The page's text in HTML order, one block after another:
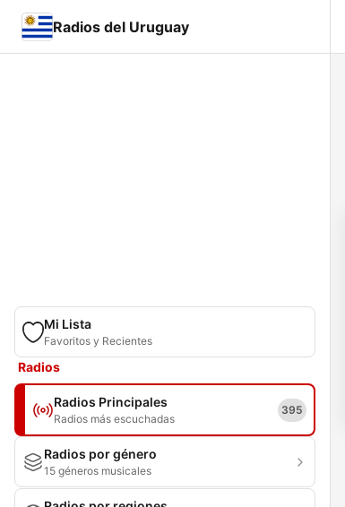
Radios del Uruguay
Mi Lista
Favoritos y Recientes
Radios
Radios Principales
Radios más escuchadas
395
Radios por género
15 géneros musicales